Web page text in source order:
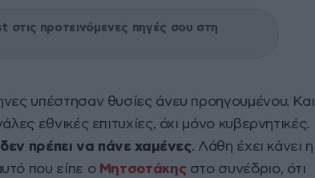
στις προτεινόμενες πηγές σου στη
υπέστησαν θυσίες άνευ προηγουμένου. Και
εθνικές επιτυχίες, όχι μόνο κυβερνητικές.
δεν πρέπει να πάνε χαμένες. Λάθη έχει κάνει η
που είπε ο Μητσοτάκηςστο συνέδριο, ότι